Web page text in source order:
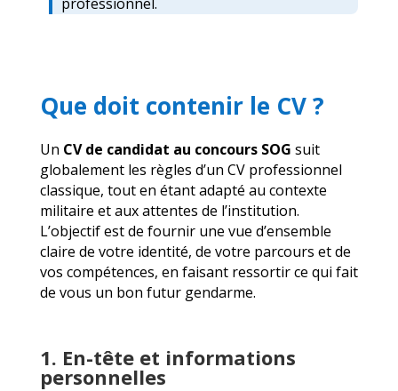
Que doit contenir le CV ?
Un CV de candidat au concours SOG suit
globalement les règles d’un CV professionnel
classique, tout en étant adapté au contexte
militaire et aux attentes de l’institution.
L’objectif est de fournir une vue d’ensemble
claire de votre identité, de votre parcours et de
vos compétences, en faisant ressortir ce qui fait
de vous un bon futur gendarme.
1. En-tête et informations
personnelles